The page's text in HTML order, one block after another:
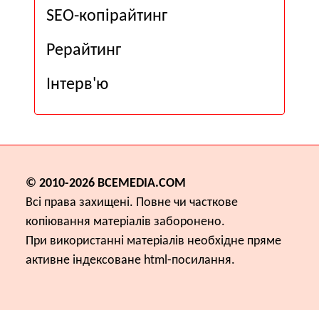
SEO-копірайтинг
Рерайтинг
Інтерв'ю
© 2010-2026 ВСЕМЕDІА.COM
Всі права захищені. Повне чи часткове
копіювання матеріалів заборонено.
При використанні матеріалів необхідне пряме
активне індексоване html-посилання.